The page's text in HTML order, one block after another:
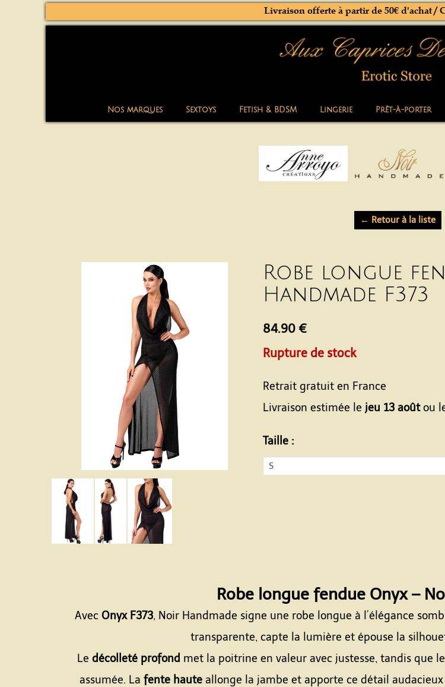
Nos marques Sextoys Fetish & BDSM Lingerie Prêt-à-porter
Livraison offerte à partir de 50€ d'achat /
← Retour à la liste
Robe longue
Handmade F373
84.90 €
Rupture de stock
Retrait gratuit en France
Livraison estimée le jeu 13 aoûtou
Taille :
Robe longue fendue Onyx –
Avec Onyx F373, Noir Handmade signe une robe longue à l’élégance
transparente, capte la lumière et épouse la
Le décolleté profond met la poitrine en valeur avec justesse, tandis que le
assumée. La fente haute allonge la jambe et apporte ce détail